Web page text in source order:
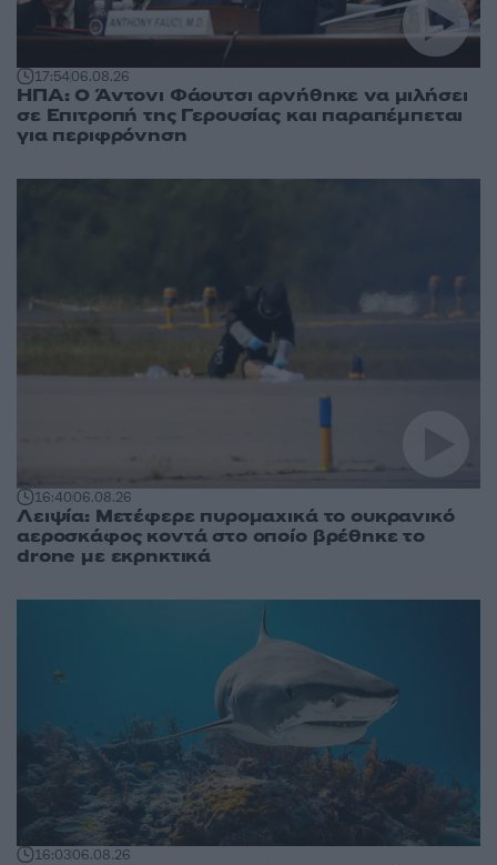
17:5406.08.26
ΗΠΑ: Ο Άντονι Φάουτσι αρνήθηκε να μιλήσει
σε Επιτροπή της Γερουσίας και παραπέμπεται
για περιφρόνηση
16:4006.08.26
Λειψία: Μετέφερε πυρομαχικά το ουκρανικό
αεροσκάφος κοντά στο οποίο βρέθηκε το
drone με εκρηκτικά
16:0306.08.26